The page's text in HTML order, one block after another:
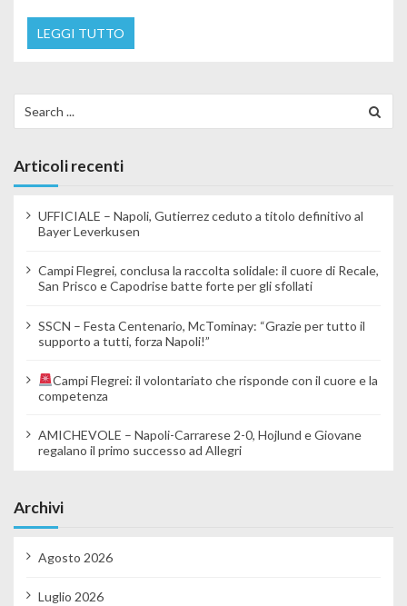
LEGGI TUTTO
Articoli recenti
UFFICIALE – Napoli, Gutierrez ceduto a titolo definitivo al
Bayer Leverkusen
Campi Flegrei, conclusa la raccolta solidale: il cuore di Recale,
San Prisco e Capodrise batte forte per gli sfollati
SSCN – Festa Centenario, McTominay: “Grazie per tutto il
supporto a tutti, forza Napoli!”
Campi Flegrei: il volontariato che risponde con il cuore e la
competenza
AMICHEVOLE – Napoli-Carrarese 2-0, Hojlund e Giovane
regalano il primo successo ad Allegri
Archivi
Agosto 2026
Luglio 2026